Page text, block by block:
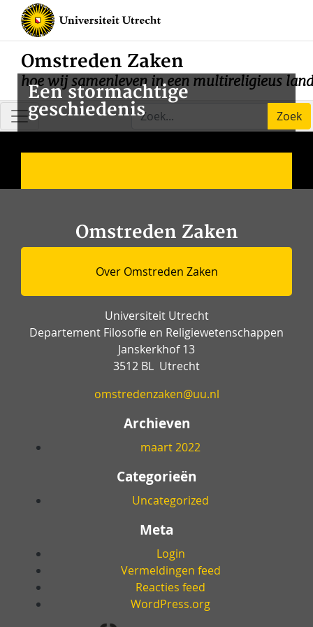
Omstreden Zaken
hoe wij samenleven in een multireligieus
Zoek
Een stormachtige
geschiedenis
Omstreden Zaken
Over Omstreden Zaken
Universiteit Utrecht
Departement Filosofie en Religiewetenschappen
Janskerkhof 13
3512 BL Utrecht
omstredenzaken@uu.nl
Archieven
maart 2022
Categorieën
Uncategorized
Meta
Login
Vermeldingen feed
Reacties feed
WordPress.org